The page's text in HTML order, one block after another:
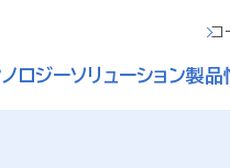
ロジーソリューション製品
コ